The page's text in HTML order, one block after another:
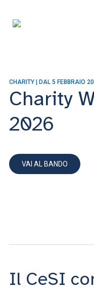
CENTRO DI ATENEO PER LA
CeSi
studenti